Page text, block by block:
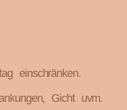
einschränken.
Gicht uvm.